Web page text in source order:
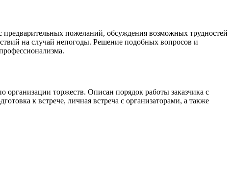
предварительных пожеланий, обсуждения возможных трудностей
на случай непогоды. Решение подобных вопросов и
организации торжеств. Описан порядок работы заказчика с
к встрече, личная встреча с организаторами, а также